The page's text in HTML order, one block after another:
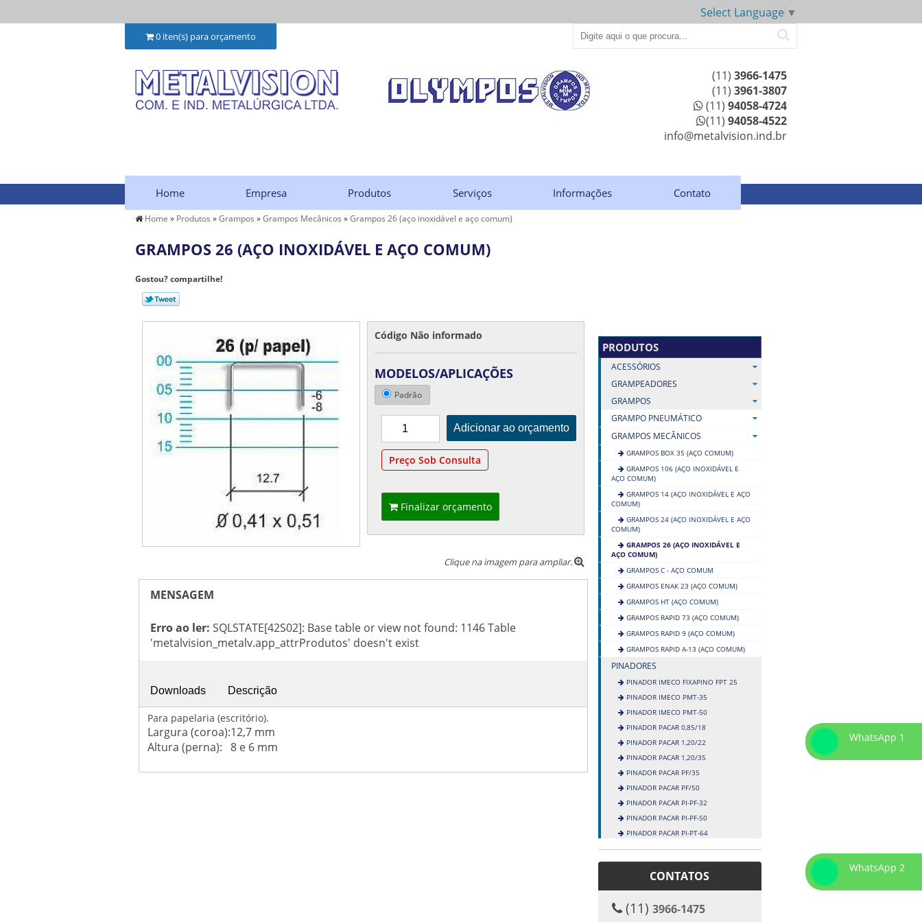
Select Language ▼
0 iten(s) para orçamento
(11) 3966-1475
(11) 3961-3807
(11) 94058-4724
(11) 94058-4522
info@metalvision.ind.br
Home Empresa Produtos Serviços Informações Contato
Home » Produtos »Grampos »Grampos Mecânicos »Grampos 26 (aço inoxidável e aço comum)
GRAMPOS 26 (AÇO INOXIDÁVEL E AÇO COMUM)
Gostou? compartilhe!
Código Não informado
MODELOS/APLICAÇÕES
Padrão
Preço Sob Consulta
Finalizar orçamento
Clique na imagem para ampliar.
MENSAGEM
Erro ao ler: SQLSTATE[42S02]: Base table or view not found: 1146 Table
'metalvision_metalv.app_attrProdutos' doesn't exist
Downloads Descrição
Para papelaria (escritório).
Largura (coroa):12,7 mm
Altura (perna): 8 e 6 mm
PRODUTOS
ACESSÓRIOS
GRAMPEADORES
GRAMPOS
GRAMPO PNEUMÁTICO
GRAMPOS MECÂNICOS
GRAMPOS BOX 35 (AÇO COMUM)
GRAMPOS 106 (AÇO INOXIDÁVEL E
AÇO COMUM)
GRAMPOS 14 (AÇO INOXIDÁVEL E AÇO
COMUM)
GRAMPOS 24 (AÇO INOXIDÁVEL E AÇO
COMUM)
GRAMPOS 26 (AÇO INOXIDÁVEL E
AÇO COMUM)
GRAMPOS C - AÇO COMUM
GRAMPOS ENAK 23 (AÇO COMUM)
GRAMPOS HT (AÇO COMUM)
GRAMPOS RAPID 73 (AÇO COMUM)
GRAMPOS RAPID 9 (AÇO COMUM)
GRAMPOS RAPID A-13 (AÇO COMUM)
PINADORES
PINADOR IMECO FIXAPINO FPT 25
PINADOR IMECO PMT-35
PINADOR IMECO PMT-50
PINADOR PACAR 0,85/18
PINADOR PACAR 1,20/22
PINADOR PACAR 1,20/35
PINADOR PACAR PF/35
PINADOR PACAR PF/50
PINADOR PACAR PI-PF-32
PINADOR PACAR PI-PF-50
PINADOR PACAR PI-PT-64
PINADOR PACAR PT/35
PINADOR PACAR PT/50
PINADOR PUMA AT-3010 F
PINADOR PUMA AT-3012 L
PINADOR PUMA CT-30122
CONTATOS
(11) 3966-1475
WhatsApp 1
WhatsApp 2